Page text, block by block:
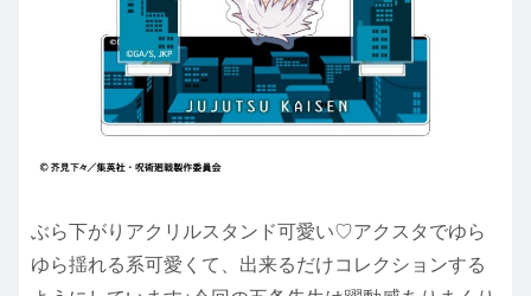
ぶら下がりアクリルスタンド可愛い♡アクスタでゆら
ゆら揺れる系可愛くて、出来るだけコレクションする